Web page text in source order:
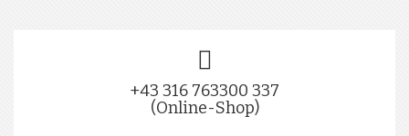
+43 316 763300 337
(Online-Shop)